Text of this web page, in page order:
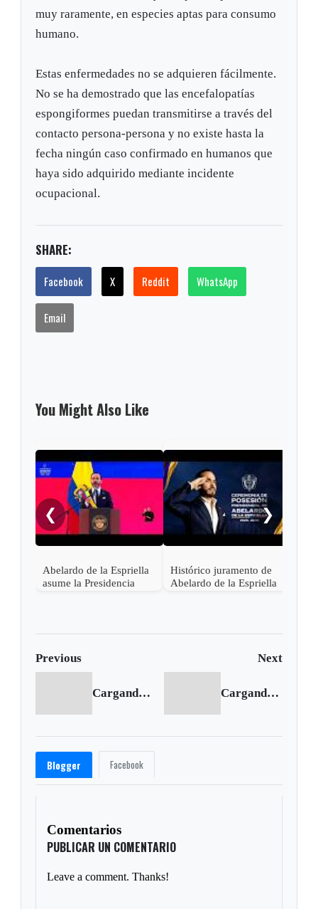
muy raramente, en especies aptas para consumo
humano.
Estas enfermedades no se adquieren fácilmente.
No se ha demostrado que las encefalopatías
espongiformes puedan transmitirse a través del
contacto persona-persona y no existe hasta la
fecha ningún caso confirmado en humanos que
haya sido adquirido mediante incidente
ocupacional.
SHARE:
Facebook X Reddit WhatsApp
Email
You Might Also Like
❮
Abelardo de la Espriella
asume la Presidencia
Histórico juramento de
Abelardo de la Espriella
❯
Previous Next
Cargando anterior... Cargando siguiente...
Blogger Facebook
Comentarios
PUBLICAR UN COMENTARIO
Leave a comment. Thanks!